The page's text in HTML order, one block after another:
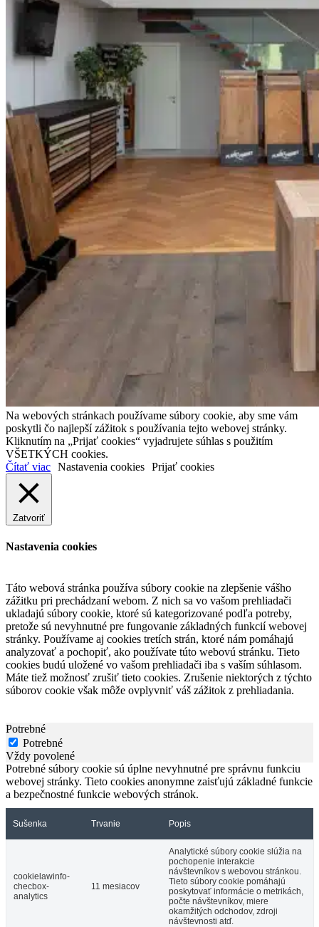
Na webových stránkach používame súbory cookie, aby sme vám
poskytli čo najlepší zážitok s používania tejto webovej stránky.
Kliknutím na „Prijať cookies“ vyjadrujete súhlas s použitím
VŠETKÝCH cookies.
Čítať viac Nastavenia cookies Prijať cookies
Zatvoriť
Nastavenia cookies
Táto webová stránka používa súbory cookie na zlepšenie vášho
zážitku pri prechádzaní webom. Z nich sa vo vašom prehliadači
ukladajú súbory cookie, ktoré sú kategorizované podľa potreby,
pretože sú nevyhnutné pre fungovanie základných funkcií webovej
stránky. Používame aj cookies tretích strán, ktoré nám pomáhajú
analyzovať a pochopiť, ako používate túto webovú stránku. Tieto
cookies budú uložené vo vašom prehliadači iba s vaším súhlasom.
Máte tiež možnosť zrušiť tieto cookies. Zrušenie niektorých z týchto
súborov cookie však môže ovplyvniť váš zážitok z prehliadania.
Potrebné
Potrebné
Vždy povolené
Potrebné súbory cookie sú úplne nevyhnutné pre správnu funkciu
webovej stránky. Tieto cookies anonymne zaisťujú základné funkcie
a bezpečnostné funkcie webových stránok.
Sušenka Trvanie Popis
cookielawinfo-
checbox-
analytics
11 mesiacov
Analytické súbory cookie slúžia na
pochopenie interakcie
návštevníkov s webovou stránkou.
Tieto súbory cookie pomáhajú
poskytovať informácie o metrikách,
počte návštevníkov, miere
okamžitých odchodov, zdroji
návštevnosti atď.